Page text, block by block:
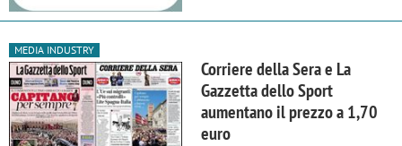
MEDIA INDUSTRY
Corriere della Sera e La
Gazzetta dello Sport
aumentano il prezzo a 1,70
euro